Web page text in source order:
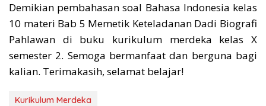
Demikian pembahasan soal Bahasa Indonesia kelas
10 materi Bab 5 Memetik Keteladanan Dadi Biografi
Pahlawan di buku kurikulum merdeka kelas X
semester 2. Semoga bermanfaat dan berguna bagi
kalian. Terimakasih, selamat belajar!
Kurikulum Merdeka